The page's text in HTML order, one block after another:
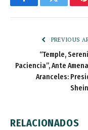
FacebookTwitter
PREVIOUS
“Temple,
Paciencia”, Ante
Aranceles:
RELACIONADOS